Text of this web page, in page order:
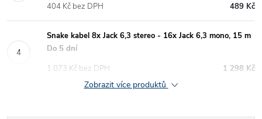
489 Kč
404 Kč bez DPH
Snake kabel 8x Jack 6,3 stereo - 16x Jack 6,3 mono, 15 m
Do 5 dní
1 298 Kč
1 073 Kč bez DPH
Zobrazit více produktů